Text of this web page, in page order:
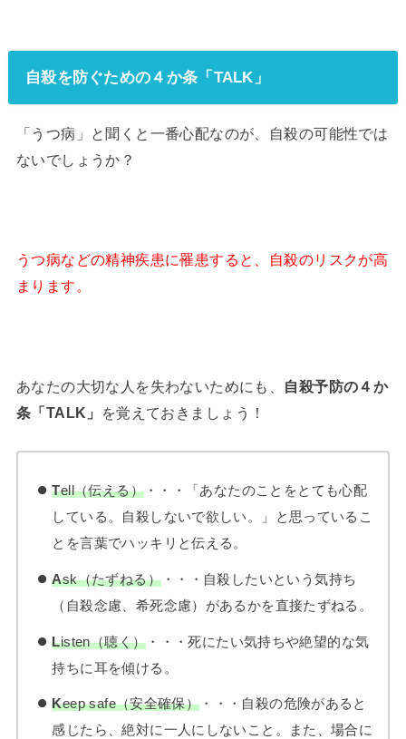
自殺を防ぐための４か条「TALK」
「うつ病」と聞くと一番心配なのが、自殺の可能性では
ないでしょうか？
うつ病などの精神疾患に罹患すると、自殺のリスクが高
まります。
あなたの大切な人を失わないためにも、 自殺予防の４か
条「TALK」
を覚えておきましょう！
Tell（伝える）・・・「あなたのことをとても心配
している。自殺しないで欲しい。」と思っているこ
とを言葉でハッキリと伝える。
Ask（たずねる）・・・自殺したいという気持ち
（自殺念慮、希死念慮）があるかを直接たずねる。
Listen（聴く） ・・・死にたい気持ちや絶望的な気
持ちに耳を傾ける。
Keep safe（安全確保） ・・・自殺の危険があると
感じたら、絶対に一人にしないこと。また、場合に